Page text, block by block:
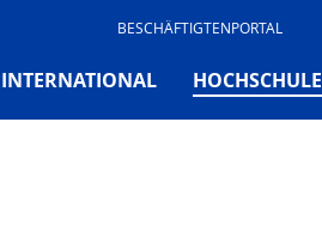
BESCHÄFTIGTENPORTAL
INTERNATIONAL HOCHSCHULE